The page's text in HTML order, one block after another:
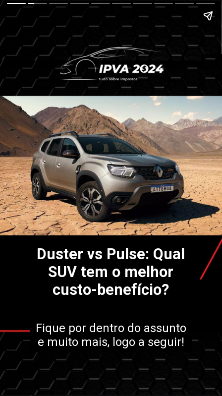
Duster vs Pulse: Qual
SUV tem o melhor
custo-benefício?
Fique por dentro do assunto
e muito mais, logo a seguir!